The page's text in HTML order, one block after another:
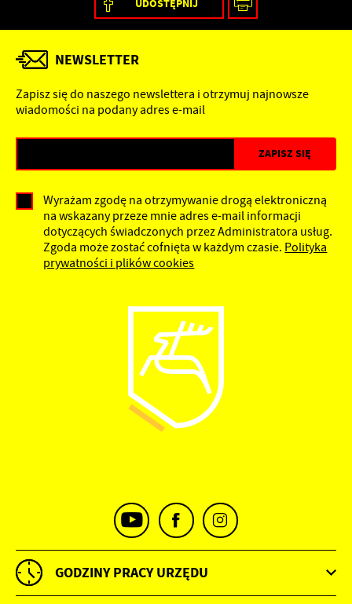
UDOSTĘPNIJ
NEWSLETTER
Zapisz się do naszego newslettera i otrzymuj najnowsze
wiadomości na podany adres e-mail
Wyrażam zgodę na otrzymywanie drogą elektroniczną
na wskazany przeze mnie adres e-mail informacji
dotyczących świadczonych przez Administratora usług.
Zgoda może zostać cofnięta w każdym czasie. Polityka
prywatności i plików cookies
GODZINY PRACY URZĘDU